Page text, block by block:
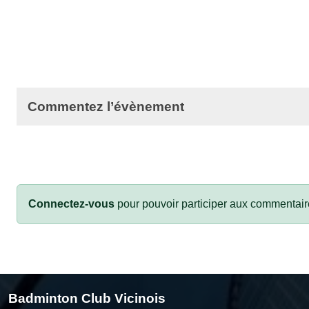
Commentez l’évènement
Connectez-vous pour pouvoir participer aux
Badminton Club Vicinois